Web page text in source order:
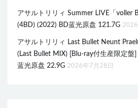
アサルトリリィ Summer LIVE「voller
(4BD) (2022) BD蓝光原盘 121.7G
アサルトリリィ Last Bullet Neunt
(Last Bullet MIX) [Blu-ray付生産限定盤
蓝光原盘 22.9G 2026年7月28日